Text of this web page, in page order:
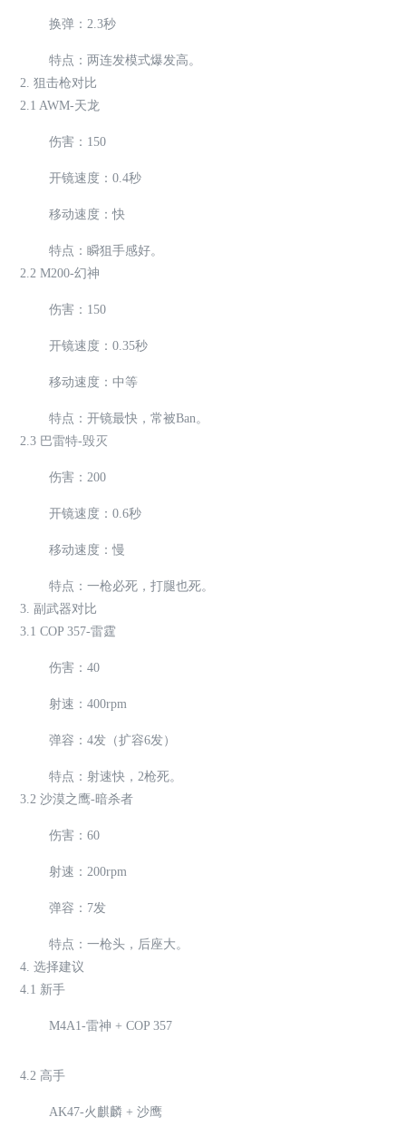
换弹：2.3秒
特点：两连发模式爆发高。
2. 狙击枪对比
2.1 AWM-天龙
伤害：150
开镜速度：0.4秒
移动速度：快
特点：瞬狙手感好。
2.2 M200-幻神
伤害：150
开镜速度：0.35秒
移动速度：中等
特点：开镜最快，常被Ban。
2.3 巴雷特-毁灭
伤害：200
开镜速度：0.6秒
移动速度：慢
特点：一枪必死，打腿也死。
3. 副武器对比
3.1 COP 357-雷霆
伤害：40
射速：400rpm
弹容：4发（扩容6发）
特点：射速快，2枪死。
3.2 沙漠之鹰-暗杀者
伤害：60
射速：200rpm
弹容：7发
特点：一枪头，后座大。
4. 选择建议
4.1 新手
M4A1-雷神 + COP 357
4.2 高手
AK47-火麒麟 + 沙鹰